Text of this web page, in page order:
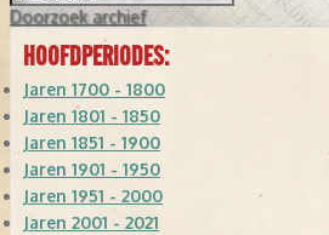
Doorzoek archief
HOOFDPERIODES:
Jaren 1700 - 1800
Jaren 1801 - 1850
Jaren 1851 - 1900
Jaren 1901 - 1950
Jaren 1951 - 2000
Jaren 2001 - 2021